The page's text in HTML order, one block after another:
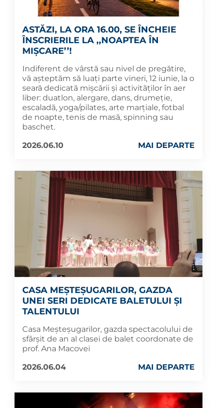
ASTĂZI, LA ORA 16.00, SE ÎNCHEIE
ÎNSCRIERILE LA ,,NOAPTEA ÎN
MIȘCARE’’!
Indiferent de vârstă sau nivel de pregătire,
vă așteptăm să luați parte vineri, 12 iunie, la o
seară dedicată mișcării și activităților în aer
liber: duatlon, alergare, dans, drumeție,
escaladă, yoga/pilates, arte marțiale, fotbal
de noapte, tenis de masă, spinning sau
baschet.
2026.06.10
MAI DEPARTE
CASA MEȘTEȘUGARILOR, GAZDA
UNEI SERI DEDICATE BALETULUI ȘI
TALENTULUI
Casa Meșteșugarilor, gazda spectacolului de
sfârșit de an al clasei de balet coordonate de
prof. Ana Macovei
2026.06.04
MAI DEPARTE